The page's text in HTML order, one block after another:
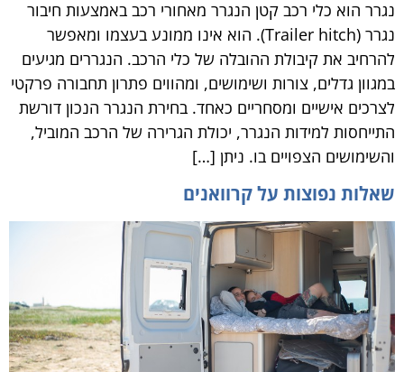
נגרר הוא כלי רכב קטן הנגרר מאחורי רכב באמצעות חיבור
נגרר (Trailer hitch). הוא אינו ממונע בעצמו ומאפשר
להרחיב את קיבולת ההובלה של כלי הרכב. הנגררים מגיעים
במגוון גדלים, צורות ושימושים, ומהווים פתרון תחבורה פרקטי
לצרכים אישיים ומסחריים כאחד. בחירת הנגרר הנכון דורשת
התייחסות למידות הנגרר, יכולת הגרירה של הרכב המוביל,
והשימושים הצפויים בו. ניתן […]
שאלות נפוצות על קרוואנים